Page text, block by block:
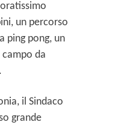
un percorso
ping pong, un
da
il Sindaco
grande